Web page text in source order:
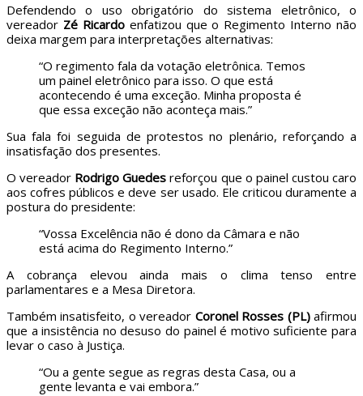
Defendendo o uso obrigatório do sistema eletrônico, o
vereador Zé Ricardoenfatizou que o Regimento Interno não
deixa margem para interpretações alternativas:
“O regimento fala da votação eletrônica. Temos
um painel eletrônico para isso. O que está
acontecendo é uma exceção. Minha proposta é
que essa exceção não aconteça mais.”
Sua fala foi seguida de protestos no plenário, reforçando a
insatisfação dos presentes.
O vereador Rodrigo Guedes reforçou que o painel custou caro
aos cofres públicos e deve ser usado. Ele criticou duramente a
postura do presidente:
“Vossa Excelência não é dono da Câmara e não
está acima do Regimento Interno.”
A cobrança elevou ainda mais o clima tenso entre
parlamentares e a Mesa Diretora.
Também insatisfeito, o vereador Coronel Rosses (PL)afirmou
que a insistência no desuso do painel é motivo suficiente para
levar o caso à Justiça.
“Ou a gente segue as regras desta Casa, ou a
gente levanta e vai embora.”